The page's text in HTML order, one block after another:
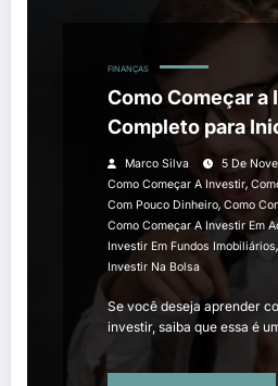
FINANÇAS
Como Começar a
Completo para
Marco Silva
5 De
Como Começar A Investir,
Com Pouco Dinheiro, Como
Como Começar A Investir Em
Investir Em Fundos Imobiliários,
Investir Na Bolsa
Se você deseja aprender
investir, saiba que essa é